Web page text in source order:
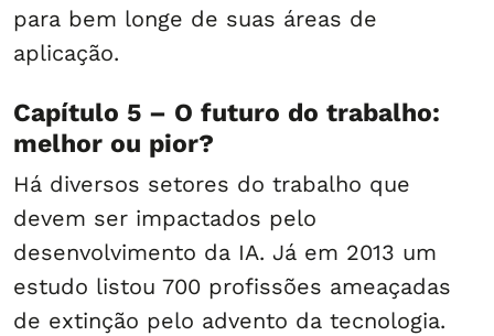
para bem longe de suas áreas de
aplicação.
Capítulo 5 – O futuro do trabalho:
melhor ou pior?
Há diversos setores do trabalho que
devem ser impactados pelo
desenvolvimento da IA. Já em 2013 um
estudo listou 700 profissões ameaçadas
de extinção pelo advento da tecnologia.